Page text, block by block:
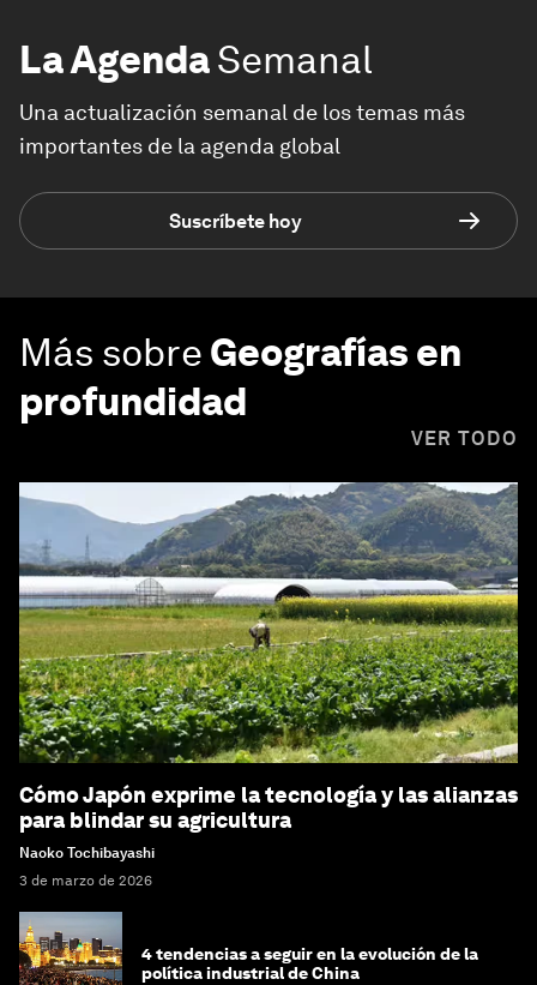
La AgendaSemanal
Una actualización semanal de los temas más
importantes de la agenda global
Suscríbete hoy
Más sobre Geografías en
profundidad
VER TODO
Cómo Japón exprime la tecnología y las alianzas
para blindar su agricultura
Naoko Tochibayashi
3 de marzo de 2026
4 tendencias a seguir en la evolución de la
política industrial de China